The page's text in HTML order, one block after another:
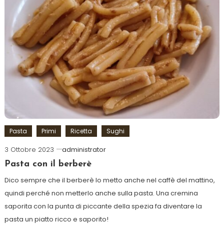
Pasta Primi Ricetta Sughi
3 Ottobre 2023
administrator
Pasta con il berberè
Dico sempre che il berberè lo metto anche nel caffè del mattino,
quindi perché non metterlo anche sulla pasta. Una cremina
saporita con la punta di piccante della spezia fa diventare la
pasta un piatto ricco e saporito!